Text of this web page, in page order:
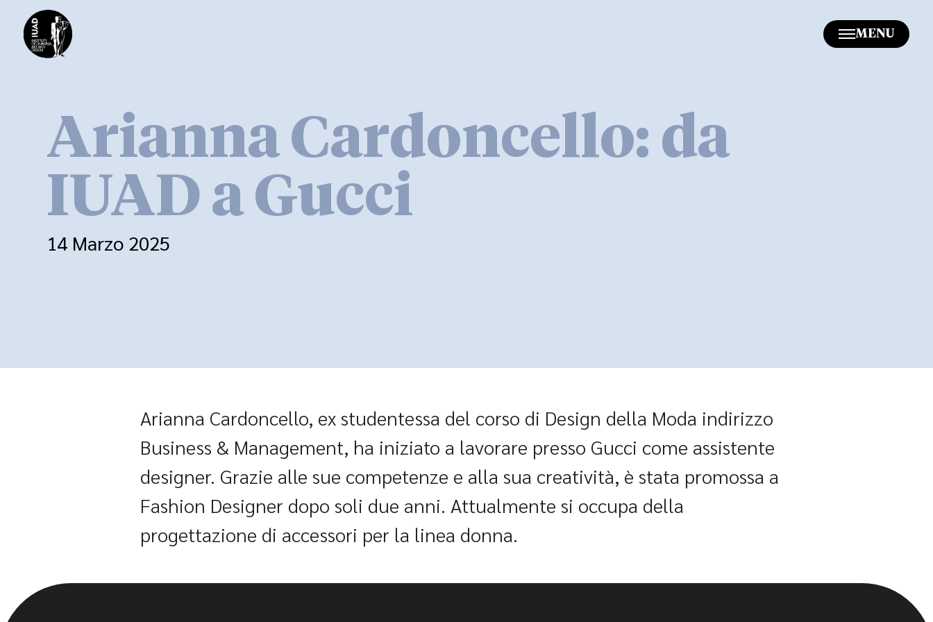
MENU
Arianna Cardoncello: da
IUAD a Gucci
14 Marzo 2025
Arianna Cardoncello, ex studentessa del corso di Design della Moda indirizzo
Business & Management, ha iniziato a lavorare presso Gucci come assistente
designer. Grazie alle sue competenze e alla sua creatività, è stata promossa a
Fashion Designer dopo soli due anni. Attualmente si occupa della
progettazione di accessori per la linea donna.